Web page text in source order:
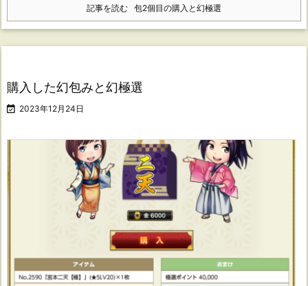
記事を読む 包2個目の購入と幻極選
購入した幻包みと幻極選
 2023年12月24日